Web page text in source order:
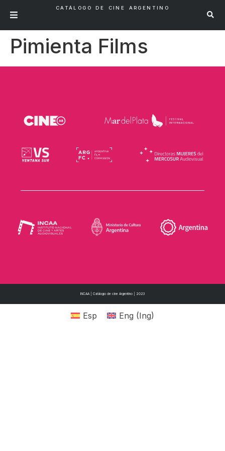
CATÁLOGO DE CINE ARGENTINO
Pimienta Films
INCAA | Catálogo de cine Argentino | 2023
Esp Eng (Ing)